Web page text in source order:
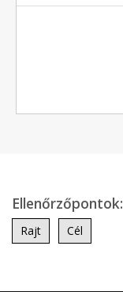
Ellenőrzőpontok:
Rajt Cél